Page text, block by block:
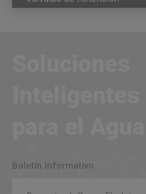
Boletín Informativo